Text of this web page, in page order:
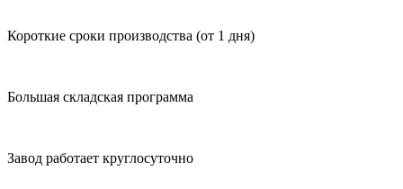
Короткие сроки производства (от 1 дня)
Большая складская программа
Завод работает круглосуточно